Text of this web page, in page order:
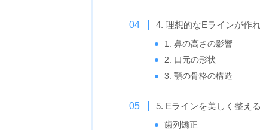
4. 理想的なEラインが作
1. 鼻の高さの影響
2. 口元の形状
3. 顎の骨格の構造
5. Eラインを美しく整え
歯列矯正